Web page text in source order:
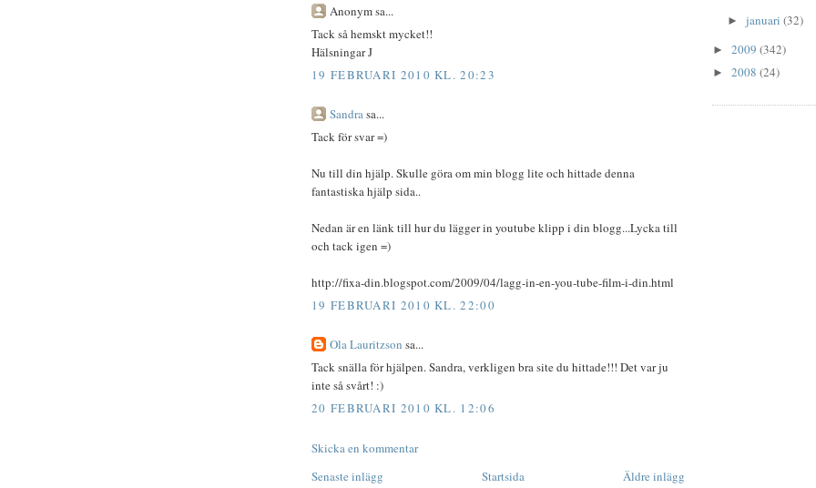
Anonym sa...
Tack så hemskt mycket!!
Hälsningar J
19 FEBRUARI 2010 KL. 20:23
Sandrasa...
Tack för svar =)
Nu till din hjälp. Skulle göra om min blogg lite och hittade denna
fantastiska hjälp sida..
Nedan är en länk till hur du lägger in youtube klipp i din blogg...Lycka till
och tack igen =)
http://fixa-din.blogspot.com/2009/04/lagg-in-en-you-tube-film-i-din.html
19 FEBRUARI 2010 KL. 22:00
Ola Lauritzson sa...
Tack snälla för hjälpen. Sandra, verkligen bra site du hittade!!! Det var ju
inte så svårt! :)
20 FEBRUARI 2010 KL. 12:06
Skicka en kommentar
Senaste inlägg
Äldre inlägg
Startsida
► januari (32)
► 2009 (342)
► 2008 (24)